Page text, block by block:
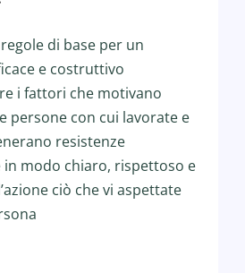
di base per un
e costruttivo
i fattori che motivano
persone con cui lavorate e
resistenze
in modo chiaro, rispettoso e
ciò che vi aspettate